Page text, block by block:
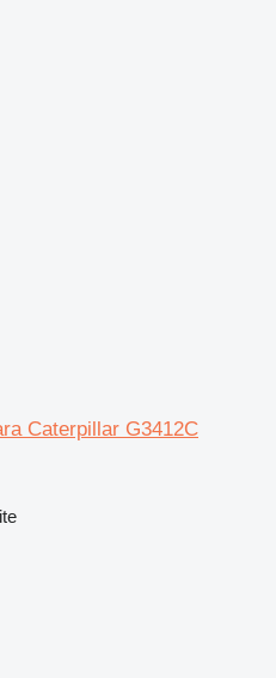
Caterpillar G3412C